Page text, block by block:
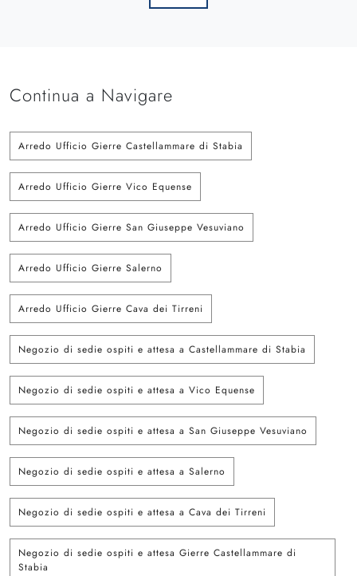
Continua a Navigare
Arredo Ufficio Gierre Castellammare di Stabia
Arredo Ufficio Gierre Vico Equense
Arredo Ufficio Gierre San Giuseppe Vesuviano
Arredo Ufficio Gierre Salerno
Arredo Ufficio Gierre Cava dei Tirreni
Negozio di sedie ospiti e attesa a Castellammare di Stabia
Negozio di sedie ospiti e attesa a Vico Equense
Negozio di sedie ospiti e attesa a San Giuseppe Vesuviano
Negozio di sedie ospiti e attesa a Salerno
Negozio di sedie ospiti e attesa a Cava dei Tirreni
Negozio di sedie ospiti e attesa Gierre Castellammare di
Stabia